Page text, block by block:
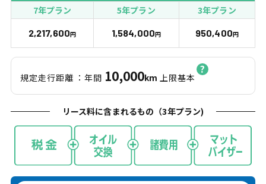
7年プラン
5年プラン 3年プラン
2,217,600円 1,584,000円 950,400円
規定走行距離 ：年間 10,000km 上限基本
リース料に含まれるもの（3年プラン)